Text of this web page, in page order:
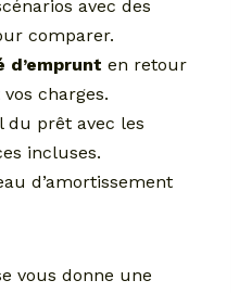
avec des
comparer.
d’emprunt en retour
charges.
du prêt avec les
incluses.
d’amortissement
vous donne une